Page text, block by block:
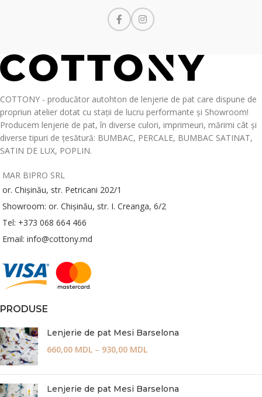
COTTONY - producător autohton de lenjerie de pat care dispune de
propriun atelier dotat cu stații de lucru performante și Showroom!
Producem lenjerie de pat, în diverse culori, imprimeuri, mărimi cât și
diverse tipuri de țesătură: BUMBAC, PERCALE, BUMBAC SATINAT,
SATIN DE LUX, POPLIN.
MAR BIPRO SRL
or. Chișinău, str. Petricani 202/1
Showroom: or. Chișinău, str. I. Creanga, 6/2
Tel: +373 068 664 466
Email: info@cottony.md
PRODUSE
Lenjerie de pat Mesi Barselona
660,00 MDL – 930,00 MDL
Lenjerie de pat Mesi Barselona